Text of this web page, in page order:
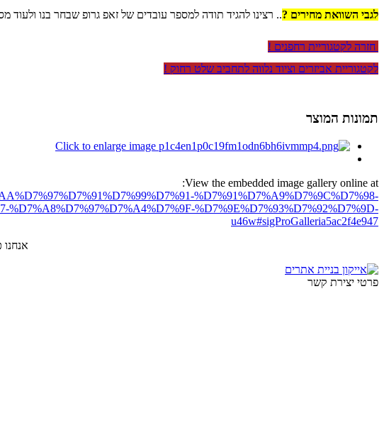
לגבי השוואת מחירים ?.. רצינו להגיד תודה למספר עובדים של זאפ גרופ שבחר בנו ולעוד
חזרה לקטגוריית רחפנים !
לקטגוריית אביזרים וציוד נלווה לתחביב שלט רחוק !
תמונות המוצר
View the embedded image gallery online at:
%D7%91%D7%A9%D7%9C%D7%98-
%D7%9E%D7%93%D7%92%D7%9D-
u46w#sigProGalleria5ac2f4e947
פרטי יצירת קשר